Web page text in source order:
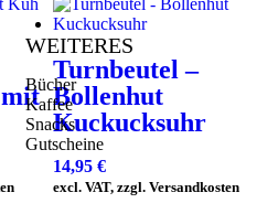
WEITERES
Bücher
Kaffee
Snacks
Gutscheine
Turnbeutel –
Bollenhut
Kuckucksuhr
14,95 €
excl. VAT, zzgl. Versandkosten